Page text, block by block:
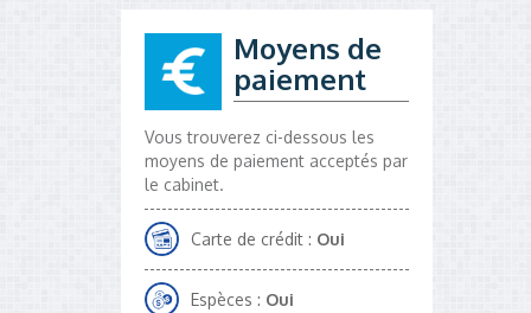
Moyens de
paiement
Vous trouverez ci-dessous les
moyens de paiement acceptés par
le cabinet.
Carte de crédit : Oui
Espèces : Oui